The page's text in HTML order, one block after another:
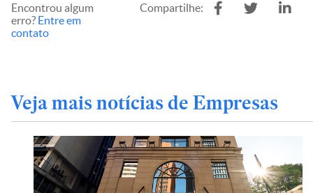
Encontrou algum
erro? Entre em
contato
Compartilhe:
Veja mais notícias de Empresas